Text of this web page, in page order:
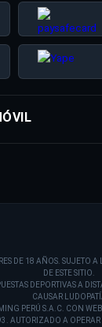
DE 18 AÑOS. SUJETO A
DE ESTE SITIO.
DEPORTIVAS A
CAUSAR
PERÚ S.A.C. CON WEB
AUTORIZADO A OPERAR